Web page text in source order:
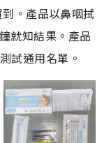
。產品以鼻咽拭
就知結果。產品
試通用名單。